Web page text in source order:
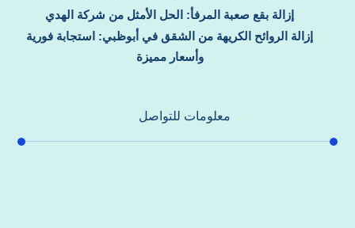
إزالة بقع صعبة المرفأ: الحل الأمثل من شركة الهدي
إزالة الروائح الكريهة من الشقق في أبوظبي: استجابة فورية
وأسعار مميزة
معلومات للتواصل